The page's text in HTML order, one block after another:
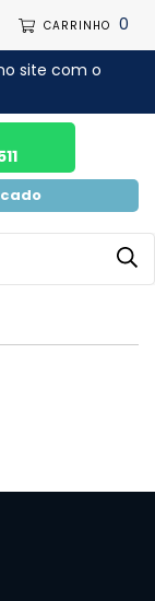
CARRINHO 0
site com o